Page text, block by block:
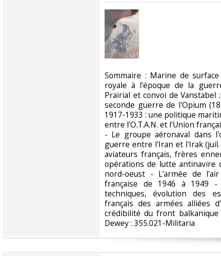
‎Sommaire : Marine de
royale à l'époque de la
Prairial et convoi de
seconde guerre de l'Opium
1917-1933 : une politique
entre l'O.T.A.N. et l'Union
- Le groupe aéronaval dans
guerre entre l'Iran et l'Irak
aviateurs français, frères
opérations de lutte antinavire
nord-oeust - L'armée de
française de 1946 à 1949
techniques, évolution des
français des armées alliées
crédibilité du front balkanique
Dewey : 355.021-Militaria‎